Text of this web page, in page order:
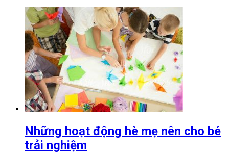
Những hoạt động hè mẹ nên cho bé
trải nghiệm